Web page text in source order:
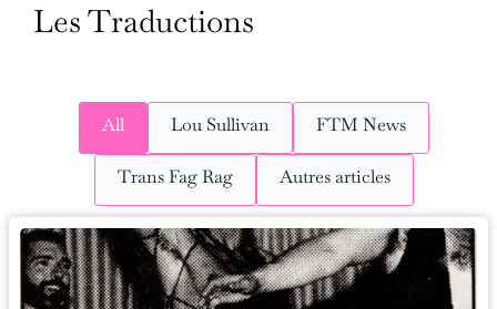
Les Traductions
All Lou Sullivan FTM News
Trans Fag Rag Autres articles